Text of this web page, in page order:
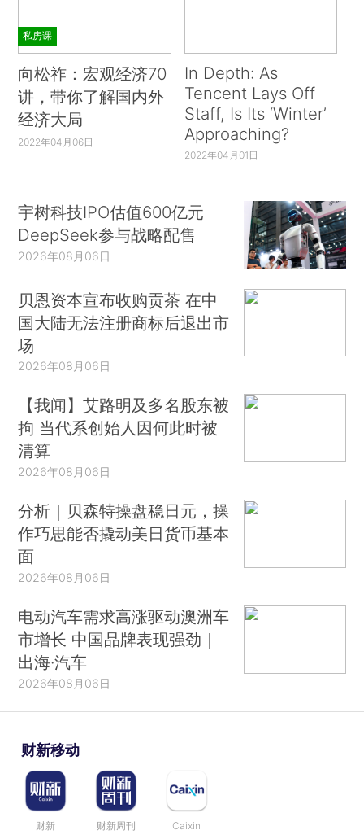
私房课
向松祚：宏观经济70
讲，带你了解国内外
经济大局
2022年04月06日
In Depth: As
Tencent Lays Off
Staff, Is Its ‘Winter’
Approaching?
2022年04月01日
宇树科技IPO估值600亿元
DeepSeek参与战略配售
2026年08月06日
贝恩资本宣布收购贡茶 在中
国大陆无法注册商标后退出市
场
2026年08月06日
【我闻】艾路明及多名股东被
拘 当代系创始人因何此时被
清算
2026年08月06日
分析｜贝森特操盘稳日元，操
作巧思能否撬动美日货币基本
面
2026年08月06日
电动汽车需求高涨驱动澳洲车
市增长 中国品牌表现强劲｜
出海·汽车
2026年08月06日
财新移动
财新 财新周刊 Caixin